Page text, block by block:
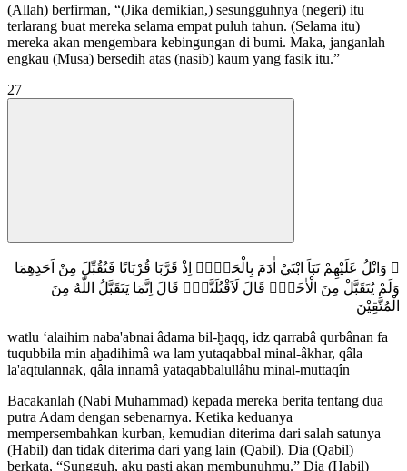
(Allah) berfirman, “(Jika demikian,) sesungguhnya (negeri) itu
terlarang buat mereka selama empat puluh tahun. (Selama itu)
mereka akan mengembara kebingungan di bumi. Maka, janganlah
engkau (Musa) bersedih atas (nasib) kaum yang fasik itu.”
27
۞ وَاتْلُ عَلَيْهِمْ نَبَاَ ابْنَيْ اٰدَمَ بِالْحَقِّۘ اِذْ قَرَّبَا قُرْبَانًا فَتُقُبِّلَ مِنْ اَحَدِهِمَا
وَلَمْ يُتَقَبَّلْ مِنَ الْاٰخَرِۗ قَالَ لَاَقْتُلَنَّكَۗ قَالَ اِنَّمَا يَتَقَبَّلُ اللّٰهُ مِنَ
الْمُتَّقِيْنَ
watlu ‘alaihim naba'abnai âdama bil-ḫaqq, idz qarrabâ qurbânan fa
tuqubbila min aḫadihimâ wa lam yutaqabbal minal-âkhar, qâla
la'aqtulannak, qâla innamâ yataqabbalullâhu minal-muttaqîn
Bacakanlah (Nabi Muhammad) kepada mereka berita tentang dua
putra Adam dengan sebenarnya. Ketika keduanya
mempersembahkan kurban, kemudian diterima dari salah satunya
(Habil) dan tidak diterima dari yang lain (Qabil). Dia (Qabil)
berkata, “Sungguh, aku pasti akan membunuhmu.” Dia (Habil)